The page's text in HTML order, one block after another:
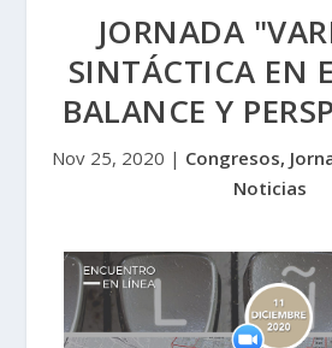
JORNADA
SINTÁCTICA EN
BALANCE Y
Nov 25, 2020 | Congresos,
Noticias